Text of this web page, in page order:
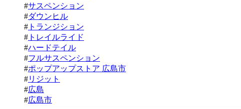
#サスペンション
#ダウンヒル
# トランジション
# トレイルライド
#ハードテイル
#フルサスペンション
#ポップアップストア 広島市
#リジット
#広島
#広島市